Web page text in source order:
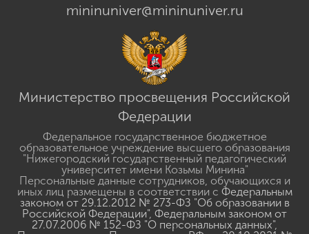
mininuniver@mininuniver.ru
Министерство просвещения Российской
Федерации
Федеральное государственное бюджетное
образовательное учреждение высшего образования
"Нижегородский государственный педагогический
университет имени Козьмы Минина"
Персональные данные сотрудников, обучающихся и
иных лиц размещены в соответствии с Федеральным
законом от 29.12.2012 № 273-ФЗ "Об образовании в
Российской Федерации", Федеральным законом от
27.07.2006 № 152-ФЗ "О персональных данных",